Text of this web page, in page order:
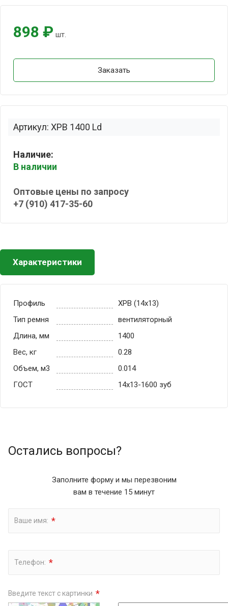
Артикул: XPB 1400 Ld
Наличие:
В наличии
Оптовые цены по запросу
+7 (910) 417-35-60
898 ₽ шт.
Заказать
Характеристики
Профиль
XPB (14x13)
Тип ремня
вентиляторный
Длина, мм
1400
Вес, кг
0.28
Объем, м3
0.014
ГОСТ
14х13-1600 зуб
Остались вопросы?
Заполните форму и мы перезвоним
вам в течение 15 минут
Ваше имя: *
Телефон: *
Введите текст с картинки *